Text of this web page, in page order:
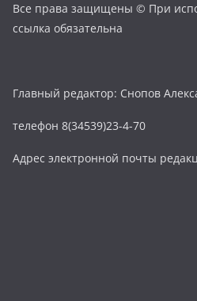
Все права защищены © При
ссылка обязательна
Главный редактор: Снопов
телефон 8(34539)23-4-70
Адрес электронной почты